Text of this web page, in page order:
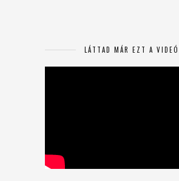
LÁTTAD MÁR EZT A